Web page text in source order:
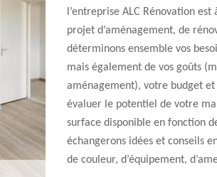
l’entreprise ALC Rénovation
projet d’aménagement, de
déterminons ensemble vos
mais également de vos goûts
aménagement), votre budget
évaluer le potentiel de votre
surface disponible en fonction
échangerons idées et conseils
de couleur, d’équipement,